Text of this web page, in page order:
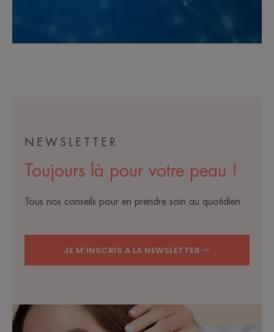
NEWSLETTER
Toujours là pour votre peau !
Tous nos conseils pour en prendre soin au quotidien
JE M’INSCRIS A LA NEWSLETTER